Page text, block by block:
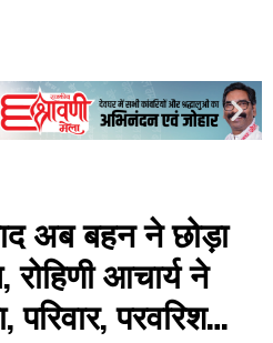
अब बहन ने छोड़ा
आचार्य ने
परिवार, परवरिश…